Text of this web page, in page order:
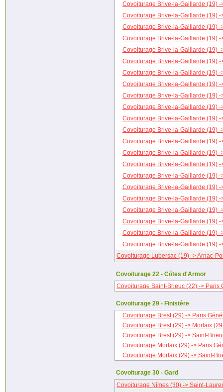
Covoiturage Brive-la-Gaillarde (19) -
Covoiturage Brive-la-Gaillarde (19) -
Covoiturage Brive-la-Gaillarde (19) -
Covoiturage Brive-la-Gaillarde (19) -
Covoiturage Brive-la-Gaillarde (19)
Covoiturage Brive-la-Gaillarde (19) -
Covoiturage Brive-la-Gaillarde (19) -
Covoiturage Brive-la-Gaillarde (19)
Covoiturage Brive-la-Gaillarde (19)
Covoiturage Brive-la-Gaillarde (19)
Covoiturage Brive-la-Gaillarde (19) -
Covoiturage Brive-la-Gaillarde (19) -
Covoiturage Brive-la-Gaillarde (19)
Covoiturage Brive-la-Gaillarde (19)
Covoiturage Brive-la-Gaillarde (19)
Covoiturage Brive-la-Gaillarde (19) -
Covoiturage Brive-la-Gaillarde (19) -
Covoiturage Brive-la-Gaillarde (19) -
Covoiturage Brive-la-Gaillarde (19) -
Covoiturage Brive-la-Gaillarde (19) -
Covoiturage Brive-la-Gaillarde (19) -
Covoiturage Brive-la-Gaillarde (19)
Covoiturage Lubersac (19) -> Arnac-
Covoiturage 22 - Côtes d'Armor
Covoiturage Saint-Brieuc (22) -> Paris
Covoiturage 29 - Finistère
Covoiturage Brest (29) -> Paris
Covoiturage Brest (29) -> Morlaix
Covoiturage Brest (29) -> Saint-
Covoiturage Morlaix (29) -> Paris
Covoiturage Morlaix (29) -> Saint-
Covoiturage 30 - Gard
Covoiturage Nîmes (30) -> Saint-